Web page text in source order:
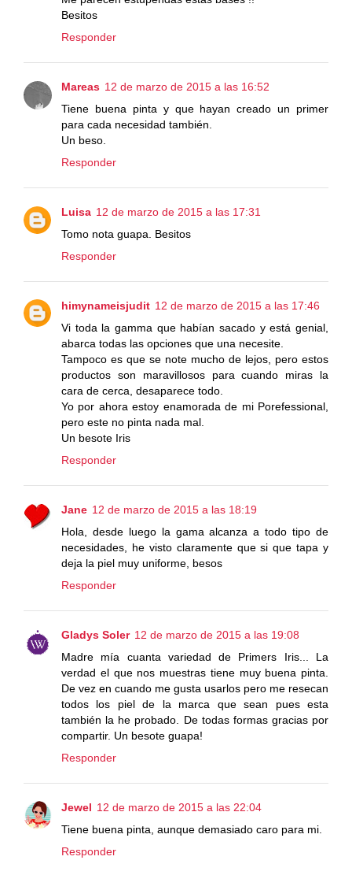
Besitos
Responder
Mareas 12 de marzo de 2015 a las 16:52
Tiene buena pinta y que hayan creado un primer
para cada necesidad también.
Un beso.
Responder
Luisa 12 de marzo de 2015 a las 17:31
Tomo nota guapa. Besitos
Responder
himynameisjudit 12 de marzo de 2015 a las 17:46
Vi toda la gamma que habían sacado y está genial,
abarca todas las opciones que una necesite.
Tampoco es que se note mucho de lejos, pero estos
productos son maravillosos para cuando miras la
cara de cerca, desaparece todo.
Yo por ahora estoy enamorada de mi Porefessional,
pero este no pinta nada mal.
Un besote Iris
Responder
Jane 12 de marzo de 2015 a las 18:19
Hola, desde luego la gama alcanza a todo tipo de
necesidades, he visto claramente que si que tapa y
deja la piel muy uniforme, besos
Responder
Gladys Soler 12 de marzo de 2015 a las 19:08
Madre mía cuanta variedad de Primers Iris... La
verdad el que nos muestras tiene muy buena pinta.
De vez en cuando me gusta usarlos pero me resecan
todos los piel de la marca que sean pues esta
también la he probado. De todas formas gracias por
compartir. Un besote guapa!
Responder
Jewel 12 de marzo de 2015 a las 22:04
Tiene buena pinta, aunque demasiado caro para mi.
Responder